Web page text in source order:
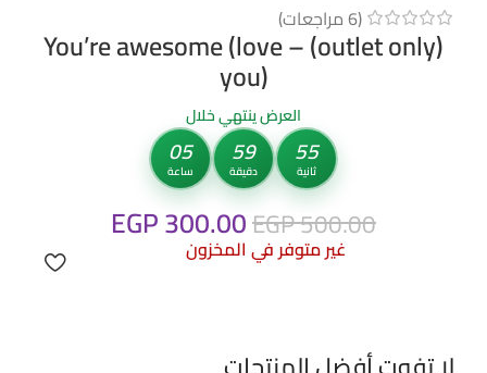
(
6مراجعات)
(outlet only) – You’re awesome (love
you)
العرض ينتهي خلال
05
ساعة
59
دقيقة
55
ثانية
EGP500.00
EGP300.00
غير متوفر في المخزون